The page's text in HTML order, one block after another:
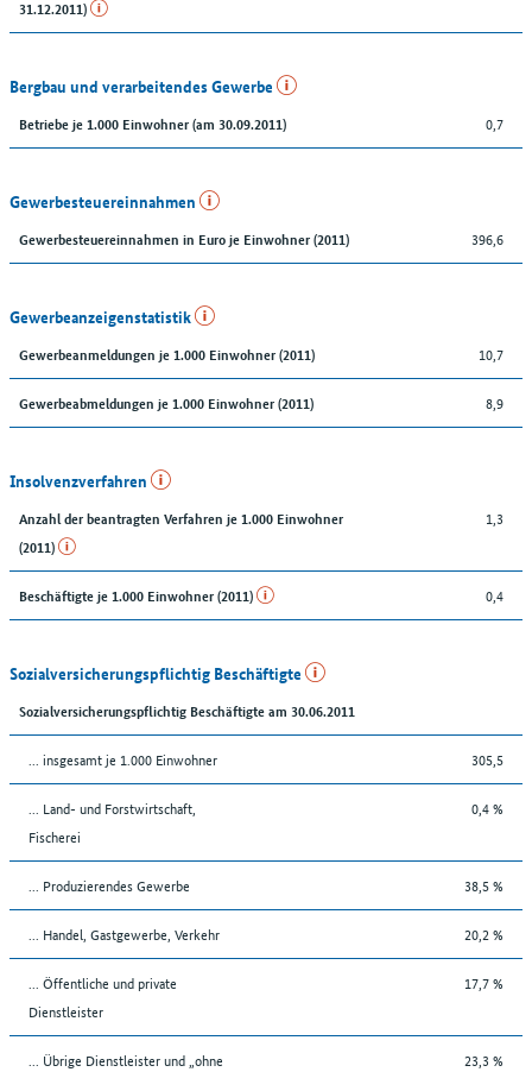
31.12.2011)
Bergbau und verarbeitendes Gewerbe
Betriebe je 1.000 Einwohner (am 30.09.2011) 0,7
Gewerbesteuereinnahmen
Gewerbesteuereinnahmen in Euro je Einwohner (2011) 396,6
Gewerbeanzeigenstatistik
Gewerbeanmeldungen je 1.000 Einwohner (2011) 10,7
Gewerbeabmeldungen je 1.000 Einwohner (2011) 8,9
Insolvenzverfahren
Anzahl der beantragten Verfahren je 1.000 Einwohner
(2011)
1,3
Beschäftigte je 1.000 Einwohner (2011) 0,4
Sozialversicherungspflichtig Beschäftigte
Sozialversicherungspflichtig Beschäftigte am 30.06.2011
... insgesamt je 1.000 Einwohner 305,5
... Land- und Forstwirtschaft,
Fischerei
0,4 %
... Produzierendes Gewerbe 38,5 %
... Handel, Gastgewerbe, Verkehr 20,2 %
... Öffentliche und private
Dienstleister
17,7 %
... Übrige Dienstleister und „ohne
23,3 %